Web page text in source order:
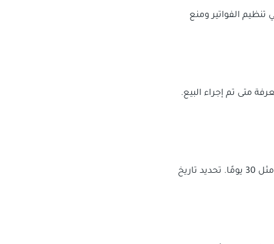
الفواتير ومنع
متى تم إجراء البيع.
هو التاريخ الذي يجب أن يتم فيه دفع الفاتورة. عادةً ما يحدد بفترة زمنية معينة بعد تاريخ الإصدار، مثل 30 يومًا. تحديد تاريخ